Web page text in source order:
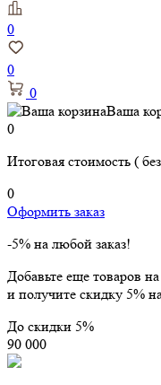
0
0
0
Ваша
0
Итоговая стоимость (
0
Оформить заказ
-5% на любой заказ!
Добавьте еще товаров
и получите скидку 5%
До скидки 5%
90 000